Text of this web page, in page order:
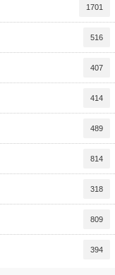
1701
516
407
414
489
814
318
809
394